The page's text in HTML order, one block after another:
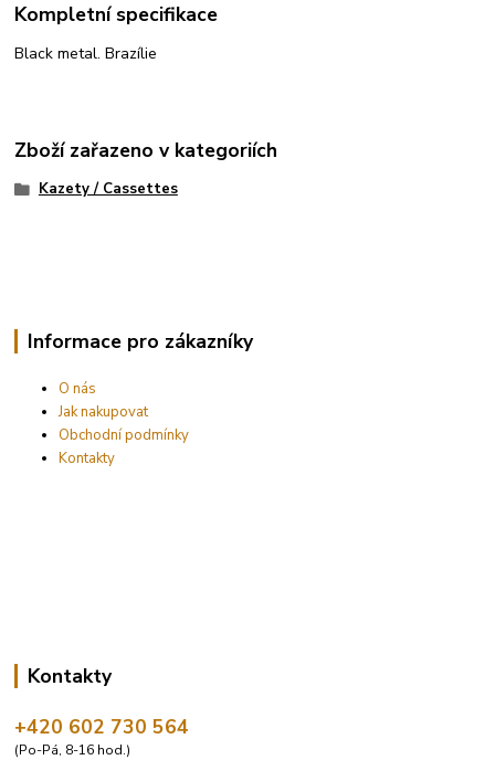
Kompletní specifikace
Black metal. Brazílie
Zboží zařazeno v kategoriích
Kazety / Cassettes
Informace pro zákazníky
O nás
Jak nakupovat
Obchodní podmínky
Kontakty
Kontakty
+420 602 730 564
(Po-Pá, 8-16 hod.)